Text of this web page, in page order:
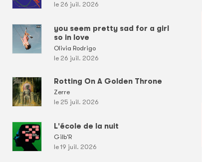
le 26 juil. 2026
you seem pretty sad for a girl
so in love
Olivia Rodrigo
le 26 juil. 2026
Rotting On A Golden Throne
Zerre
le 25 juil. 2026
L'école de la nuit
Gilb'R
le 19 juil. 2026